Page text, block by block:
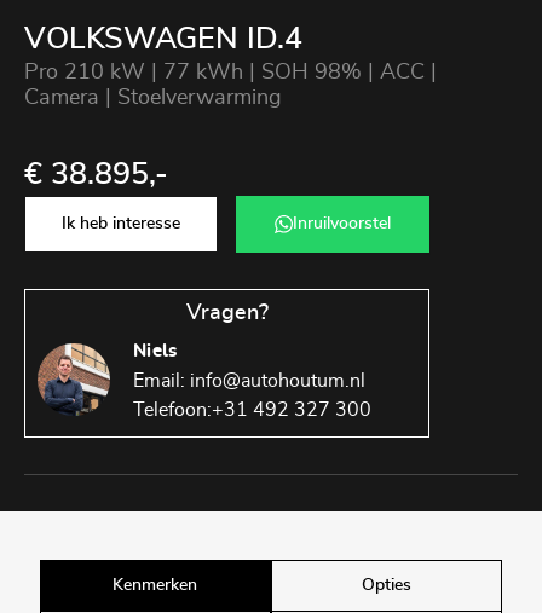
VOLKSWAGEN ID.4
Pro 210 kW | 77 kWh | SOH 98% | ACC |
Camera | Stoelverwarming
€ 38.895,-
Ik heb interesse Inruilvoorstel
Vragen?
Niels
Email: info@autohoutum.nl
Telefoon:+31 492 327 300
Kenmerken Opties